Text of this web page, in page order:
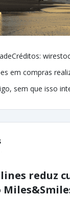
em compras
sem que isso
reduz